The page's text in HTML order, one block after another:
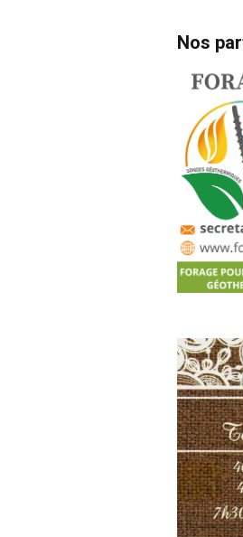
Nos